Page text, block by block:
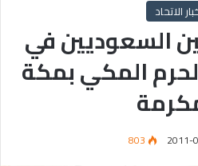
الاتحاد
السعوديين في
المكي بمكة
2011-
803